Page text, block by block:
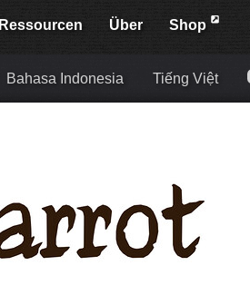
Ressourcen Über Shop
Bahasa Indonesia Tiếng Việt